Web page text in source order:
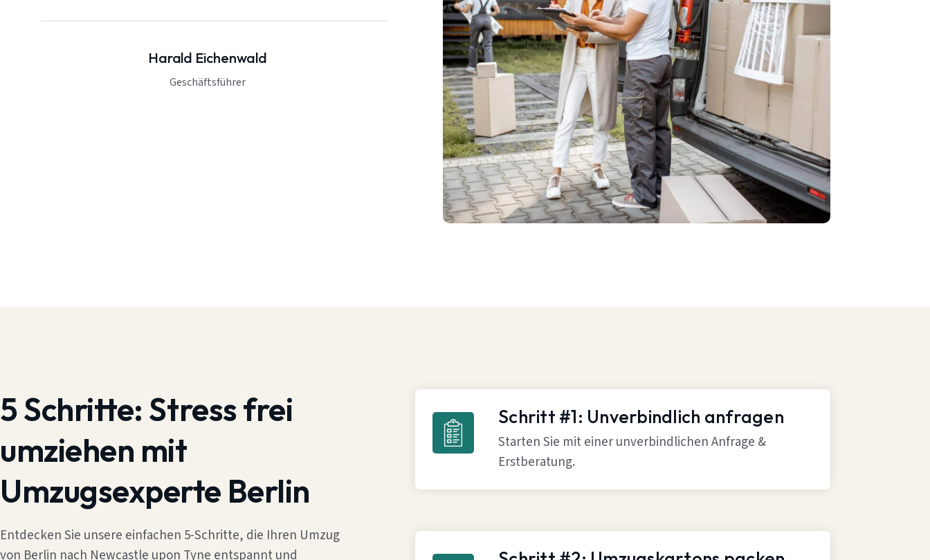
Harald Eichenwald
Geschäftsführer
5 Schritte: Stress frei
umziehen mit
Umzugsexperte Berlin
Entdecken Sie unsere einfachen 5-Schritte, die Ihren Umzug
von Berlin nach Newcastle upon Tyne entspannt und
Schritt #1: Unverbindlich anfragen
Starten Sie mit einer unverbindlichen Anfrage &
Erstberatung.